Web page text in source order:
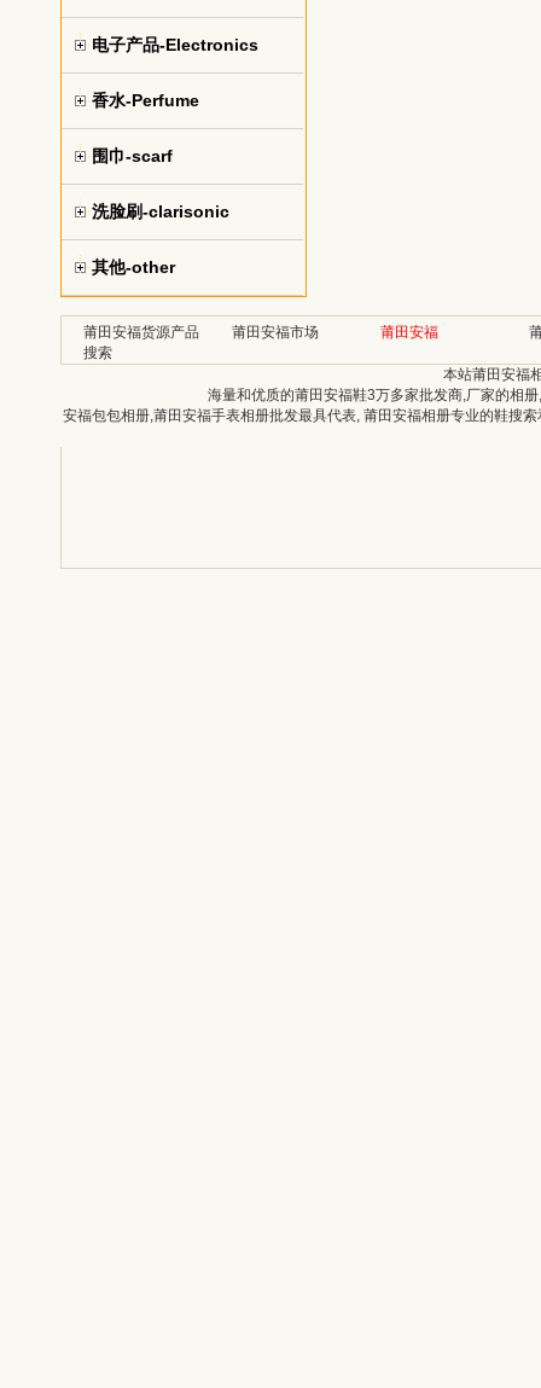
电子产品-Electronics
香水-Perfume
围巾-scarf
洗脸刷-clarisonic
其他-other
莆田安福货源产品
搜索
莆田安福市场 莆田安福
本站莆田安福
海量和优质的莆田安福鞋3万多家批发商,厂家的相
安福包包相册,莆田安福手表相册批发最具代表, 莆田安福相册专业的鞋搜